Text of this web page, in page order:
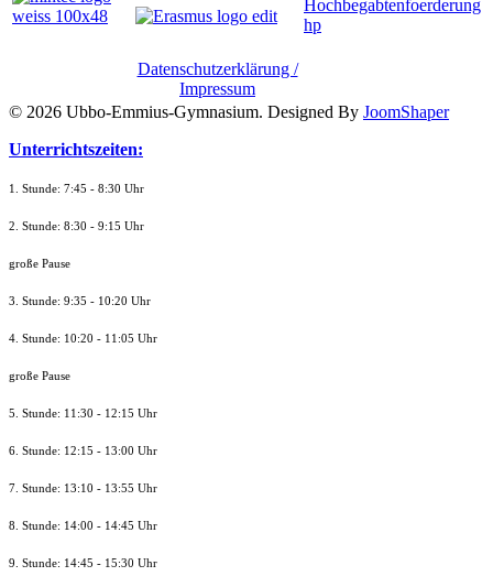
Datenschutzerklärung /
Impressum
© 2026 Ubbo-Emmius-Gymnasium. Designed By JoomShaper
Unterrichtszeiten:
1. Stunde: 7:45 - 8:30 Uhr
2. Stunde: 8:30 - 9:15 Uhr
große Pause
3. Stunde: 9:35 - 10:20 Uhr
4. Stunde: 10:20 - 11:05 Uhr
große Pause
5. Stunde: 11:30 - 12:15 Uhr
6. Stunde: 12:15 - 13:00 Uhr
7. Stunde: 13:10 - 13:55 Uhr
8. Stunde: 14:00 - 14:45 Uhr
9. Stunde: 14:45 - 15:30 Uhr